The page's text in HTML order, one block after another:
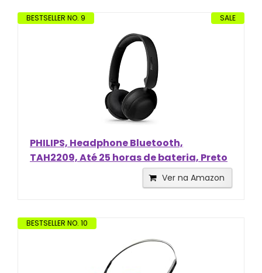
SALE
BESTSELLER NO. 9
PHILIPS, Headphone Bluetooth,
TAH2209, Até 25 horas de bateria, Preto
Ver na Amazon
BESTSELLER NO. 10